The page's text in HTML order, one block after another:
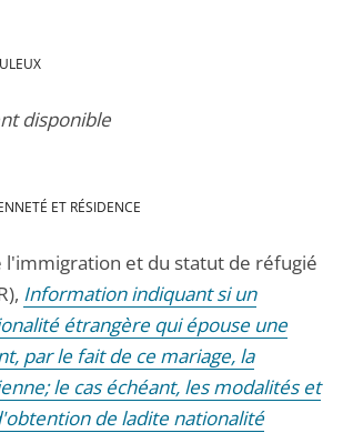
disponible
ET RÉSIDENCE
l'immigration et du statut de réfugié
Information indiquant si un
étrangère qui épouse une
par le fait de ce mariage, la
le cas échéant, les modalités et
de ladite nationalité